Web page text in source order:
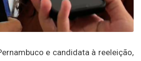
e candidata à reeleição,